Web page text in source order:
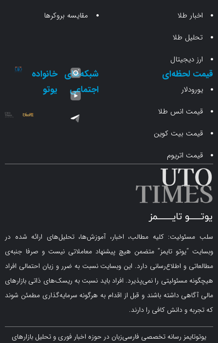
مقایسه بروکرها
انس طلا
بیت کوین
شبکه‌های خانواده
یوتو
کلیه مطالب، اخبار، آموزش‌ها، تحلیل‌های ارائه شده در
تایمز” متضمن هیچ پیشنهاد معاملاتی نیست و صرفا جنبه‌ی
اطلاع‌رسانی دارد. این وبسایت نسبت به ضرر و زیان احتمالی افراد
را نمی‌پذیرد. افراد باید نسبت به ریسک‌های ذاتی بازارهای
داشته باشند و قبل از اقدام به هرگونه سرمایه‌گذاری مطمئن شوند
دانش کافی را دارند.
رسانه تخصصی فارسی‌زبان در حوزه اخبار فوری و تحلیل بازارهای